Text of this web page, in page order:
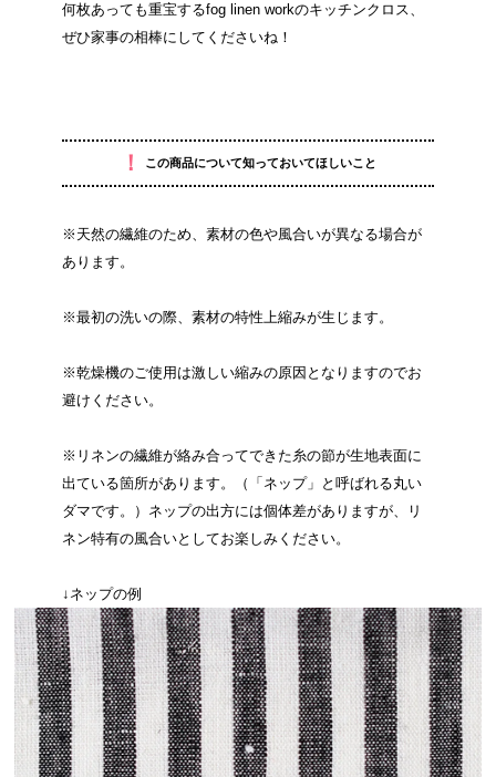
何枚あっても重宝するfog linen workのキッチンクロス、
ぜひ家事の相棒にしてくださいね！
！ この商品について知っておいてほしいこと
※天然の繊維のため、素材の色や風合いが異なる場合が
あります。
※最初の洗いの際、素材の特性上縮みが生じます。
※乾燥機のご使用は激しい縮みの原因となりますのでお
避けください。
※リネンの繊維が絡み合ってできた糸の節が生地表面に
出ている箇所があります。（「ネップ」と呼ばれる丸い
ダマです。）ネップの出方には個体差がありますが、リ
ネン特有の風合いとしてお楽しみください。
↓ネップの例